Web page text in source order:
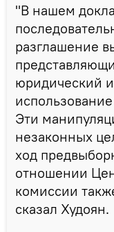
"В нашем
разглашение
юридический
Эти
незаконных
ход
отношении
комиссии
сказал Худоян.